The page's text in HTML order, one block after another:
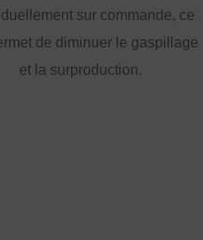
sur commande, ce
de diminuer le gaspillage
et la surproduction.